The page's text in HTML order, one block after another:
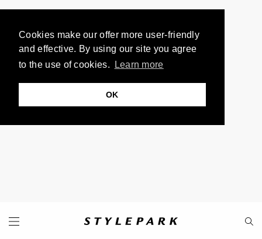
Cookies make our offer more user-friendly
and effective. By using our site you agree
to the use of cookies.
Learn more
OK